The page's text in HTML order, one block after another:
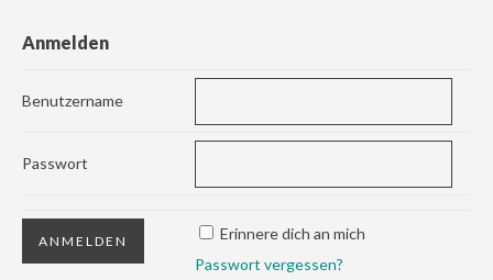
Anmelden
Benutzername
Passwort
Erinnere dich an mich
Passwort vergessen?